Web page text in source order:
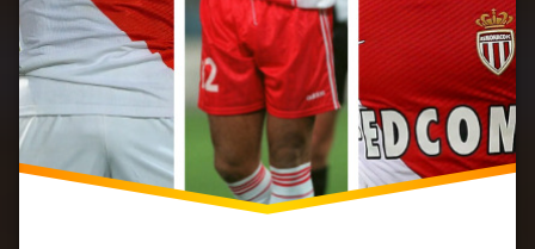
Kolumbijský
Kanonýr
Kylian